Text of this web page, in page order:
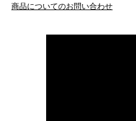
商品についてのお問い合わせ